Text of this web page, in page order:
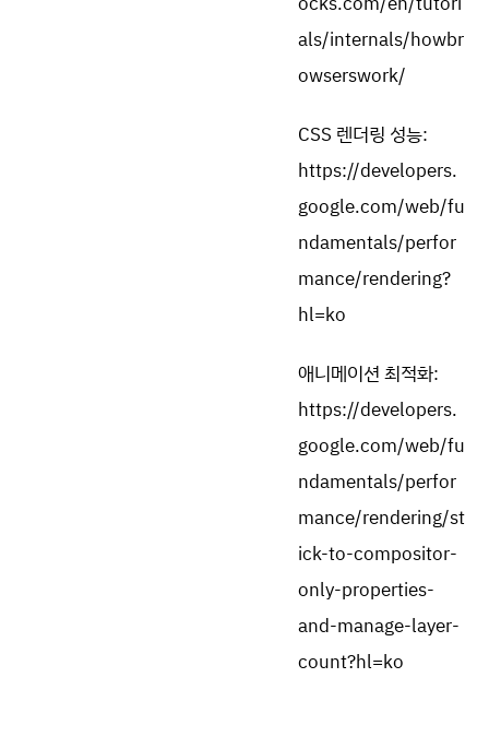
als/internals/howbr
owserswork/
CSS 렌더링 성능:
https://developers.
google.com/web/fu
ndamentals/perfor
mance/rendering?
hl=ko
애니메이션 최적화:
https://developers.
google.com/web/fu
ndamentals/perfor
mance/rendering/st
ick-to-compositor-
only-properties-
and-manage-layer-
count?hl=ko